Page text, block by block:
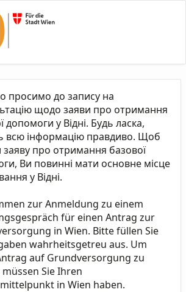
просимо до запису на
щодо заяви про отримання
допомоги у Відні. Будь ласка,
всю інформацію правдиво. Щоб
заяву про отримання базової
Ви повинні мати основне місце
у Відні.
zur Anmeldung zu einem
für einen Antrag zur
in Wien. Bitte füllen Sie
wahrheitsgetreu aus. Um
auf Grundversorgung zu
Sie Ihren
in Wien haben.